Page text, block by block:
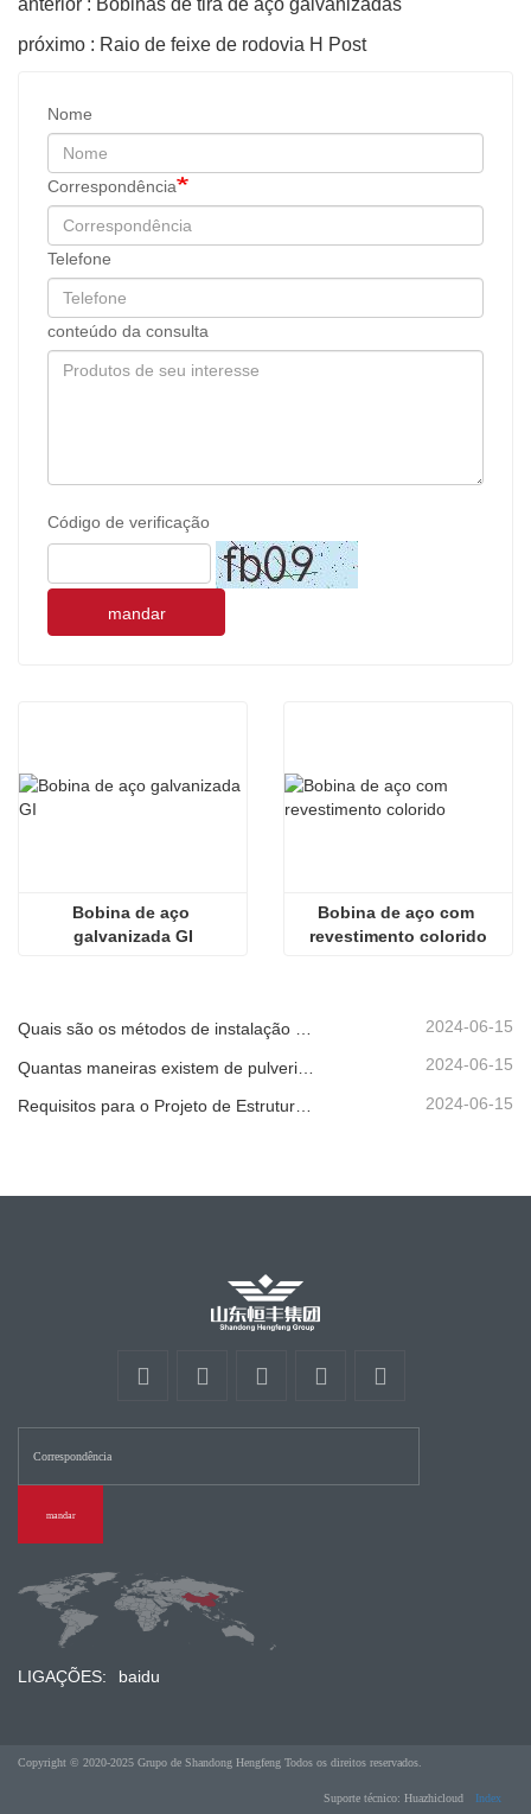
anterior : Bobinas de tira de aço galvanizadas
próximo : Raio de feixe de rodovia H Post
Nome
Correspondência
Telefone
conteúdo da consulta
Código de verificação
mandar
Bobina de aço
galvanizada GI
Bobina de aço com
revestimento colorido
Quais são os métodos de instalação para diferentes guarda-corpos corrugados padrão? 2024-06-15
2024-06-15
2024-06-15
mandar
LIGAÇÕES: baidu
Copyright © 2020-2025 Grupo de Shandong Hengfeng Todos os direitos reservados.
Suporte técnico: Huazhicloud Index